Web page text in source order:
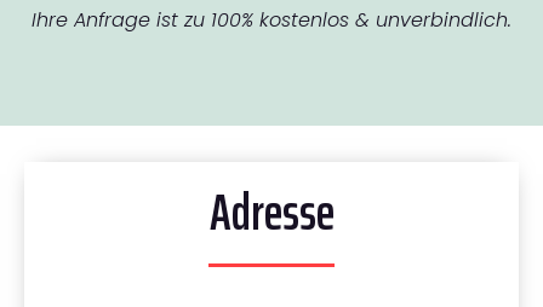
Ihre Anfrage ist zu 100% kostenlos & unverbindlich.
Adresse